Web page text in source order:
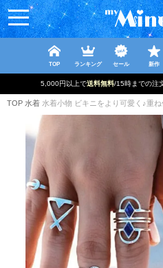
TOP ランキング セール 新作
5,000円以上で送料無料/15時までの注
TOP 水着 水着小物 ビキニをより可愛く♪重